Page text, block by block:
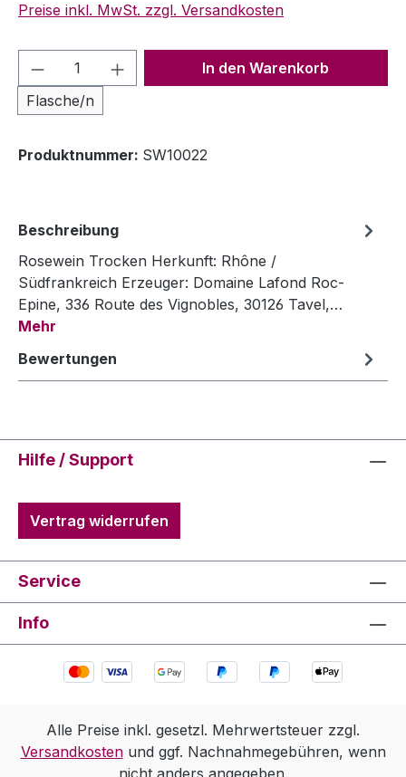
Preise inkl. MwSt. zzgl. Versandkosten
Produkt Anzahl: Gib den
Flasche/n
In den Warenkorb
Produktnummer: SW10022
Beschreibung
Rosewein Trocken Herkunft: Rhône /
Südfrankreich Erzeuger: Domaine Lafond Roc-
Epine, 336 Route des Vignobles, 30126 Tavel,…
Mehr
Bewertungen
Hilfe / Support
Vertrag widerrufen
Service
Info
Alle Preise inkl. gesetzl. Mehrwertsteuer zzgl.
Versandkostenund ggf. Nachnahmegebühren, wenn
nicht anders angegeben.